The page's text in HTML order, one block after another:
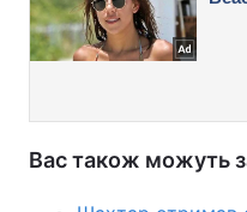
Вас також можуть